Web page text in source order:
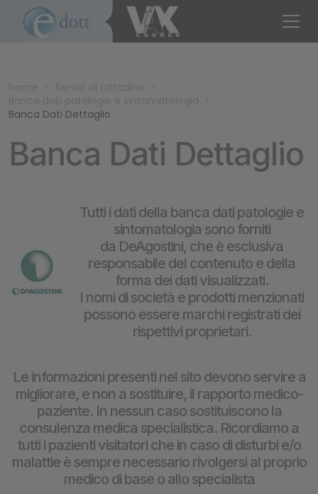
>
>
>
Banca Dati Dettaglio
Banca Dati Dettaglio
Tutti i dati della banca dati patologie e
sintomatologia sono forniti
da DeAgostini, che è esclusiva
responsabile del contenuto e della
forma dei dati visualizzati.
I nomi di società e prodotti menzionati
possono essere marchi registrati dei
rispettivi proprietari.
Le informazioni presenti nel sito devono servire a
migliorare, e non a sostituire, il rapporto medico-
paziente. In nessun caso sostituiscono la
consulenza medica specialistica. Ricordiamo a
tutti i pazienti visitatori che in caso di disturbi e/o
malattie è sempre necessario rivolgersi al proprio
medico di base o allo specialista